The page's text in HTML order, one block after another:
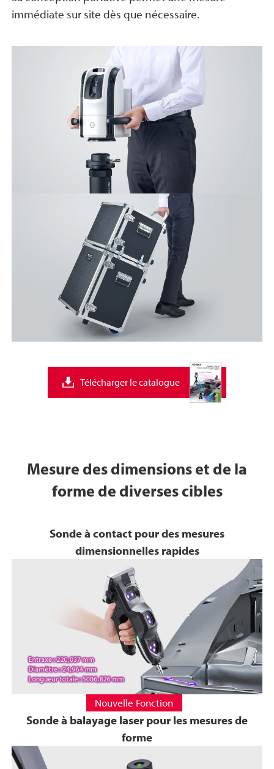
immédiate sur site dès que nécessaire.
Télécharger le catalogue
Mesure des dimensions et de la
forme de diverses cibles
Sonde à contact pour des mesures
dimensionnelles rapides
Nouvelle Fonction
Sonde à balayage laser pour les mesures de
forme